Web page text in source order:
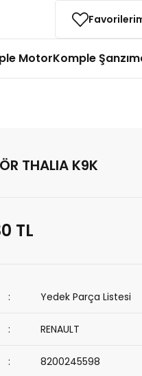
MotorKomple
THALIA K9K
TL
Yedek Parça Listesi
RENAULT
8200245598